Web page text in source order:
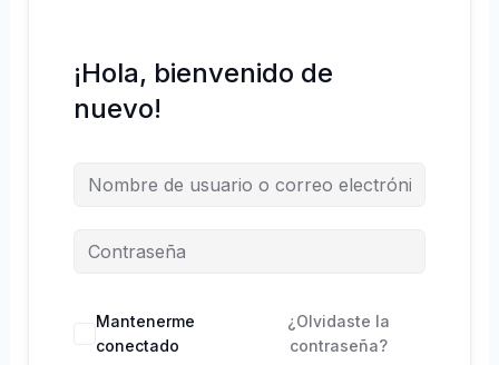
¡Hola, bienvenido de
nuevo!
Mantenerme
conectado
¿Olvidaste la
contraseña?